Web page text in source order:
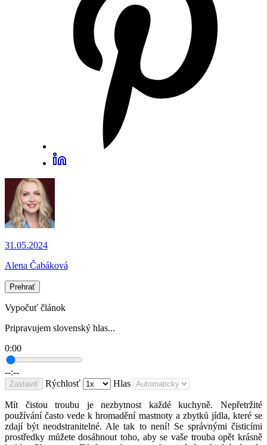
31.05.2024
Alena Čabáková
Prehrať
Vypočuť článok
Pripravujem slovenský hlas...
0:00
--:--
Zastaviť Rýchlosť Hlas
Mít čistou troubu je nezbytnost každé kuchyně. Nepřetržité
používání často vede k hromadění mastnoty a zbytků jídla, které se
zdají být neodstranitelné. Ale tak to není! Se správnými čisticími
prostředky můžete dosáhnout toho, aby se vaše trouba opět krásně